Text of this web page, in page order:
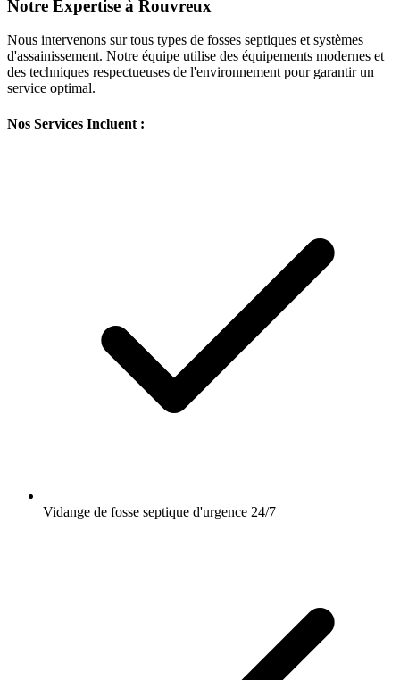
Notre Expertise à Rouvreux
Nous intervenons sur tous types de fosses septiques et systèmes
d'assainissement. Notre équipe utilise des équipements modernes et
des techniques respectueuses de l'environnement pour garantir un
service optimal.
Nos Services Incluent :
Vidange de fosse septique d'urgence 24/7